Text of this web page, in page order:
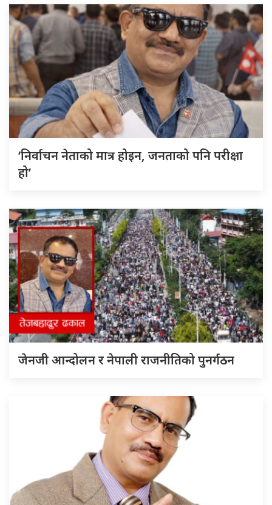
‘निर्वाचन नेताको मात्र होइन, जनताको पनि परीक्षा
हो’
जेनजी आन्दोलन र नेपाली राजनीतिको पुनर्गठन